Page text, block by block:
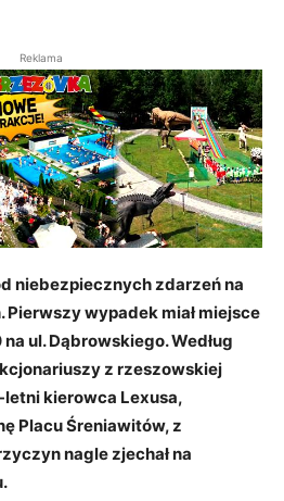
Reklama
niebezpiecznych zdarzeń na
wypadek miał miejsce
ul. Dąbrowskiego. Według
z rzeszowskiej
kierowca Lexusa,
Placu Śreniawitów, z
nagle zjechał na